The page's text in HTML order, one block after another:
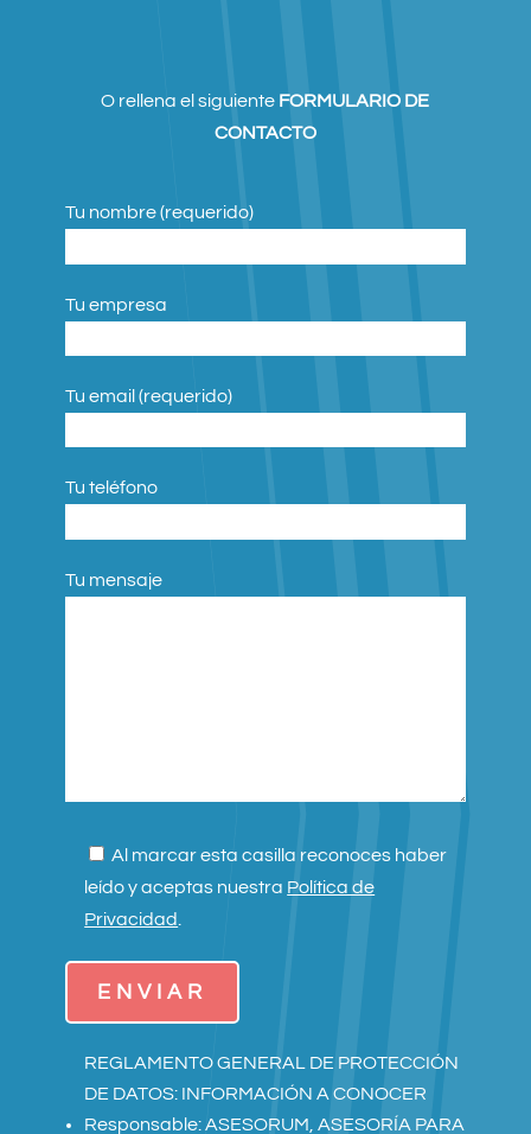
O rellena el siguiente FORMULARIO DE
CONTACTO
Tu nombre (requerido)
Tu empresa
Tu email (requerido)
Tu teléfono
Tu mensaje
a
Al marcar esta casilla reconoces haber
leído y aceptas nuestra Política de
Privacidad
REGLAMENTO GENERAL DE PROTECCIÓN
DE DATOS: INFORMACIÓN A CONOCER
Responsable: ASESORUM, ASESORÍA PARA